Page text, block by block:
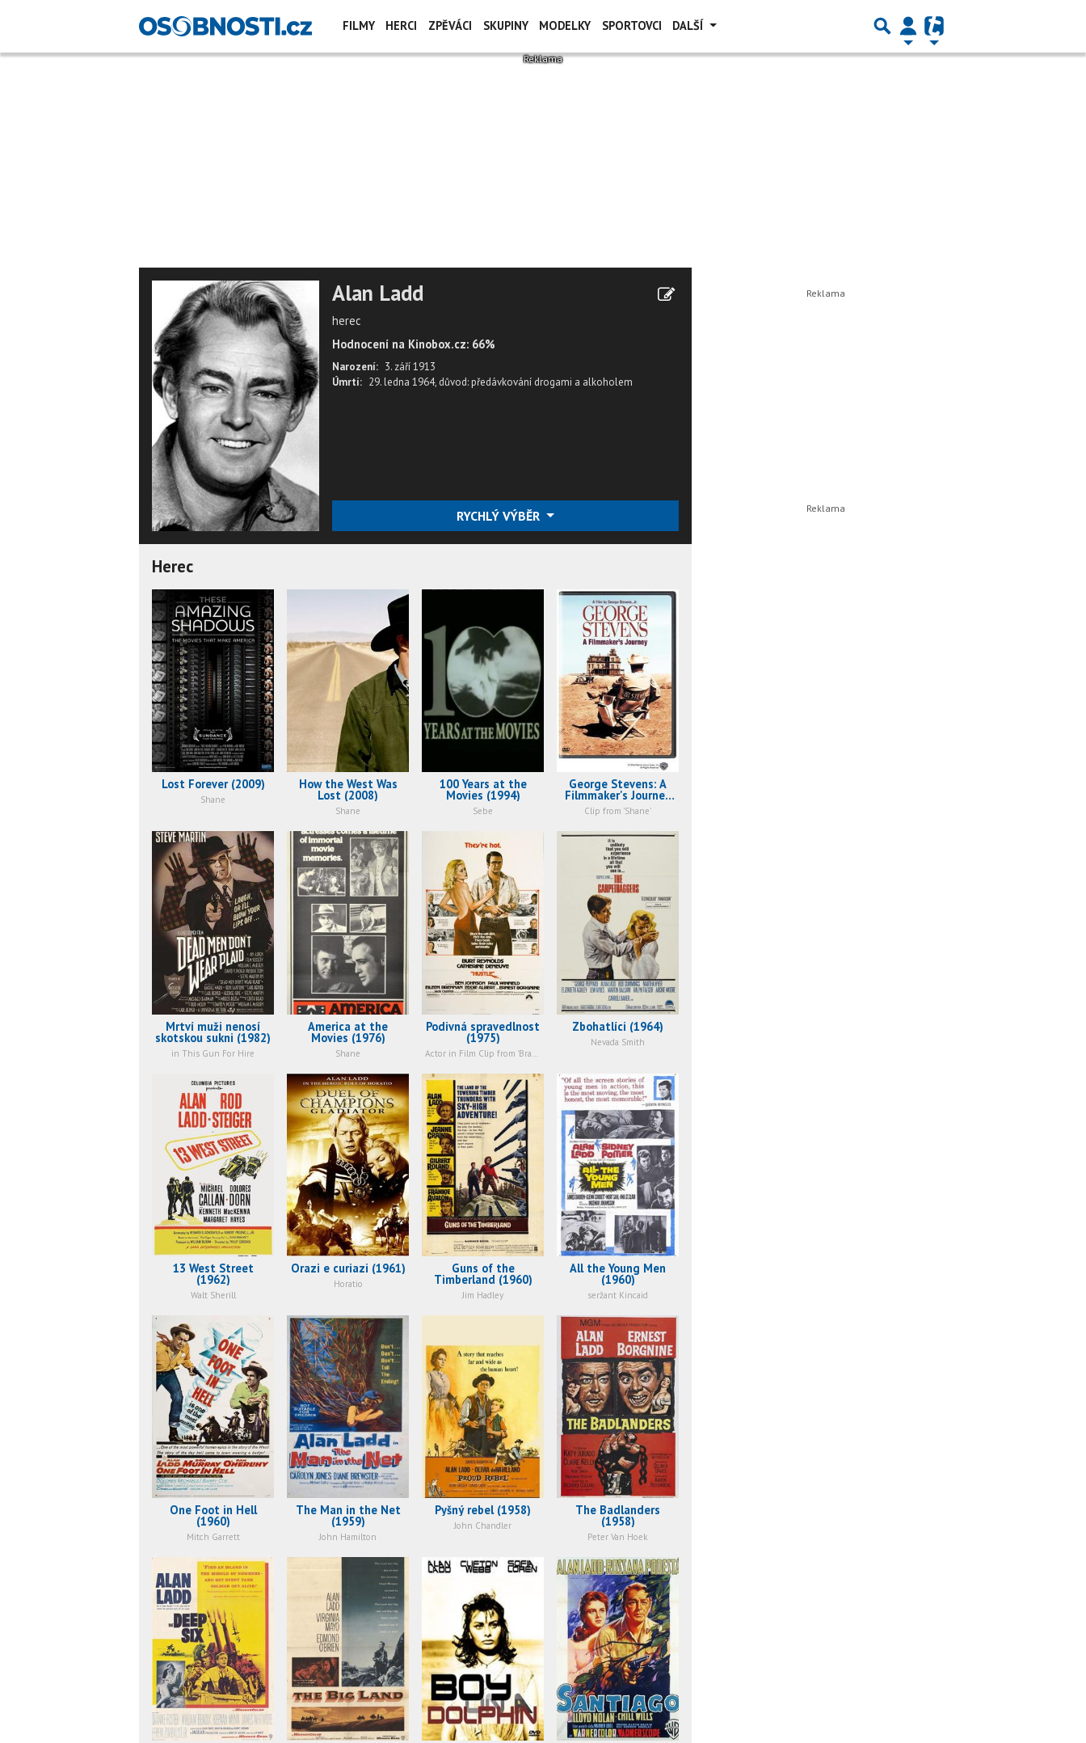
FILMY HERCI ZPĚVÁCI SKUPINY MODELKY SPORTOVCI DALŠÍ
Alan Ladd
herec
Hodnocení na Kinobox.cz: 66%
Narození: 3. září 1913
Úmrtí: 29. ledna 1964,důvod: předávkování drogami a alkoholem
RYCHLÝ VÝBĚR
Herec
Lost Forever (2009)
Shane
How the West Was
Lost (2008)
Shane
100 Years at the
Movies (1994)
Sebe
George Stevens: A
Filmmaker's Journey
(1984)
Clip from 'Shane'
Mrtví muži nenosí
skotskou sukni (1982)
in This Gun For Hire
America at the
Movies (1976)
Shane
Podivná spravedlnost
(1975)
Zbohatlíci (1964)
Nevada Smith
13 West Street
(1962)
Walt Sherill
Orazi e curiazi (1961)
Horatio
Guns of the
Timberland (1960)
Jim Hadley
All the Young Men
(1960)
seržant Kincaid
One Foot in Hell
(1960)
Mitch Garrett
The Man in the Net
(1959)
John Hamilton
Pyšný rebel (1958)
John Chandler
The Badlanders
(1958)
Peter Van Hoek